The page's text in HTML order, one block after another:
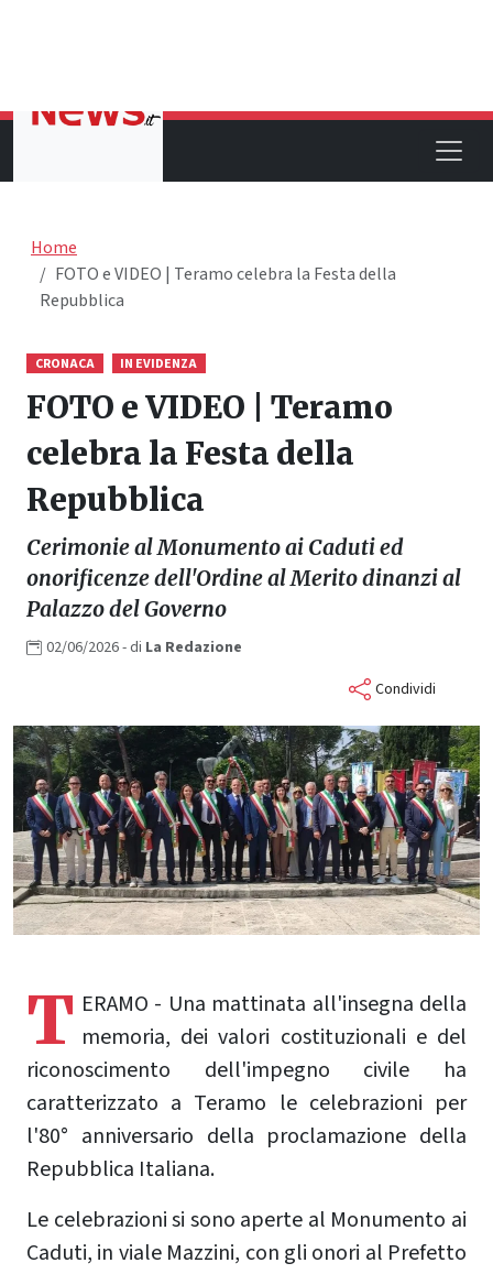
Home
FOTO e VIDEO | Teramo celebra la Festa della
Repubblica
CRONACA IN EVIDENZA
FOTO e VIDEO | Teramo
celebra la Festa della
Repubblica
Cerimonie al Monumento ai Caduti ed
onorificenze dell'Ordine al Merito dinanzi al
Palazzo del Governo
02/06/2026- di La Redazione
Condividi
T ERAMO - Una mattinata all'insegna della
memoria, dei valori costituzionali e del
riconoscimento dell'impegno civile ha
caratterizzato a Teramo le celebrazioni per
l'80° anniversario della proclamazione della
Repubblica Italiana.
Le celebrazioni si sono aperte al Monumento ai
Caduti, in viale Mazzini, con gli onori al Prefetto